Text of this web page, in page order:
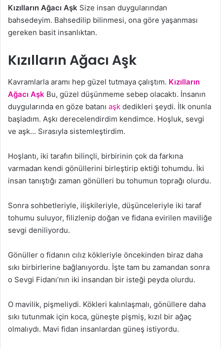
Kızılların Ağacı Aşk Size insan duygularından
bahsedeyim. Bahsedilip bilinmesi, ona göre yaşanması
gereken basit insanlıktan.
Kızılların Ağacı Aşk
Kavramlarla aramı hep güzel tutmaya çalıştım. Kızılların
Ağacı Aşk Bu, güzel düşünmeme sebep olacaktı. İnsanın
duygularında en göze batanı aşk dedikleri şeydi. İlk onunla
başladım. Aşkı derecelendirdim kendimce. Hoşluk, sevgi
ve aşk… Sırasıyla sistemleştirdim.
Hoşlantı, iki tarafın bilinçli, birbirinin çok da farkına
varmadan kendi gönüllerini birleştirip ektiği tohumdu. İki
insan tanıştığı zaman gönülleri bu tohumun toprağı olurdu.
Sonra sohbetleriyle, ilişkileriyle, düşünceleriyle iki taraf
tohumu suluyor, filizlenip doğan ve fidana evirilen maviliğe
sevgi deniliyordu.
Gönüller o fidanın cılız kökleriyle öncekinden biraz daha
sıkı birbirlerine bağlanıyordu. İşte tam bu zamandan sonra
o Sevgi Fidanı’nın iki insandan bir isteği peyda olurdu.
O mavilik, pişmeliydi. Kökleri kalınlaşmalı, gönüllere daha
sıkı tutunmak için koca, güneşte pişmiş, kızıl bir ağaç
olmalıydı. Mavi fidan insanlardan güneş istiyordu.